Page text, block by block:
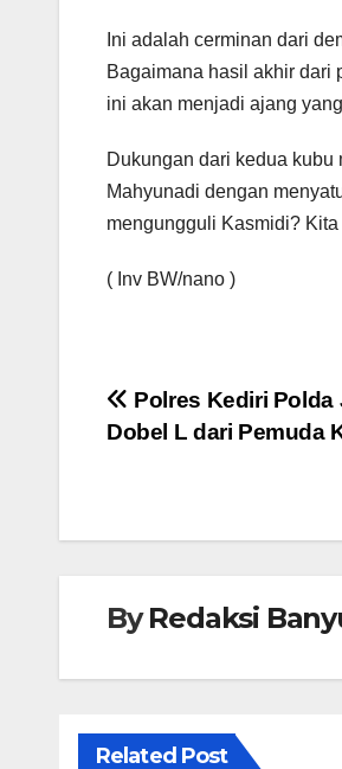
Ini adalah cerminan dari
Bagaimana hasil akhir dari
ini akan menjadi ajang
Dukungan dari kedua
Mahyunadi dengan
mengungguli Kasmidi?
( Inv BW/nano )
Navigasi
Polres Kediri Polda
Dobel L dari Pemuda
ByRedaksi
Related Post